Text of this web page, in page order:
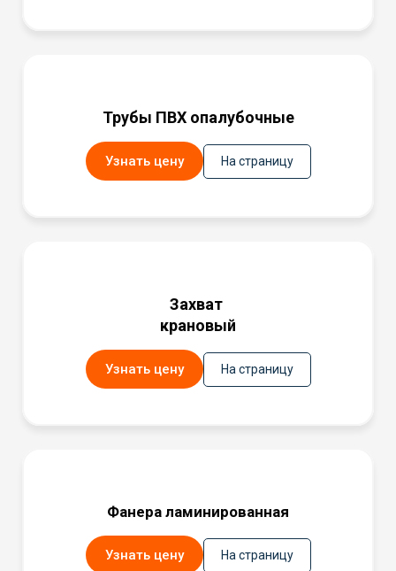
Трубы ПВХ опалубочные
Узнать цену На страницу
Захват
крановый
Узнать цену На страницу
Фанера ламинированная
Узнать цену На страницу